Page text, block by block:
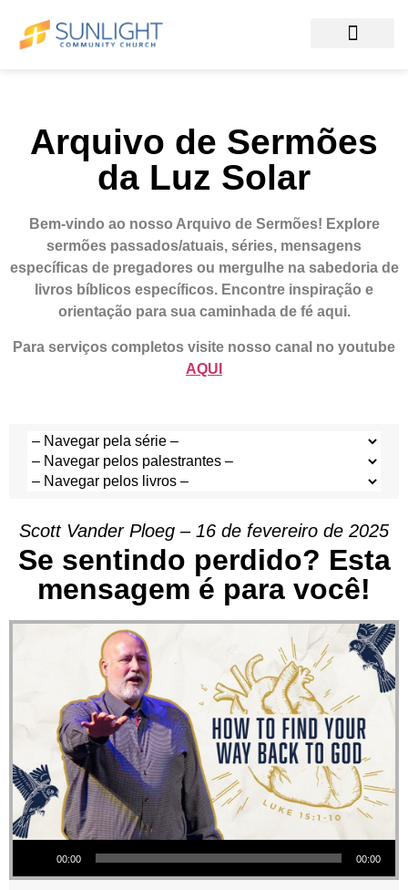
Arquivo de Sermões
da Luz Solar
Bem-vindo ao nosso Arquivo de Sermões! Explore
sermões passados/atuais, séries, mensagens
específicas de pregadores ou mergulhe na sabedoria de
livros bíblicos específicos. Encontre inspiração e
orientação para sua caminhada de fé aqui.
Para serviços completos visite nosso canal no youtube
AQUI
Scott Vander Ploeg – 16 de fevereiro de 2025
Se sentindo perdido? Esta
mensagem é para você!
Tocador de áudio
00:00 00:00